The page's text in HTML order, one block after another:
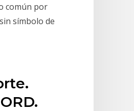
común por
símbolo de